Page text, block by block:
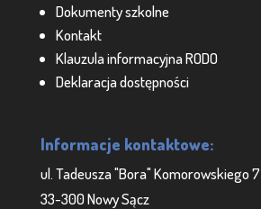
Dokumenty szkolne
Kontakt
Klauzula informacyjna RODO
Deklaracja dostępności
Informacje kontaktowe:
ul. Tadeusza "Bora" Komorowskiego 7
33-300 Nowy Sącz